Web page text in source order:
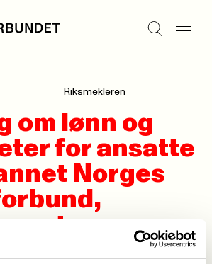
Riksmekleren
om lønn og
for ansatte
Norges
og kinoer.